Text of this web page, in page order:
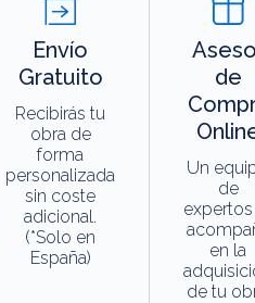
Envío
Gratuito
Recibirás tu
obra de
forma
personalizada
sin coste
adicional.
(*Solo en
España)
de
Un
de
en la
de tu